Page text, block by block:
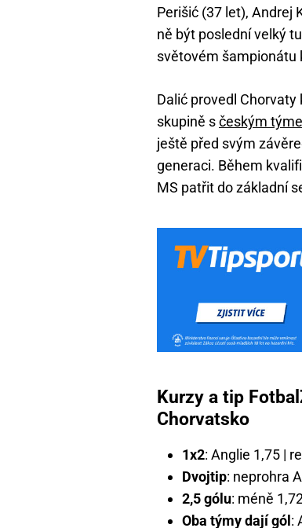
Perišić (37 let), Andrej
ně být poslední velký
světovém šampionátu
Dalić provedl
skupině sčeským
ještě před svým
generaci. Během
MS patřit do základní
Kurzy a tip
Chorvatsko
1x2: Anglie 1,75 |
Dvojtip: neprohra
2,5 gólu: méně
Oba týmy dají gól :